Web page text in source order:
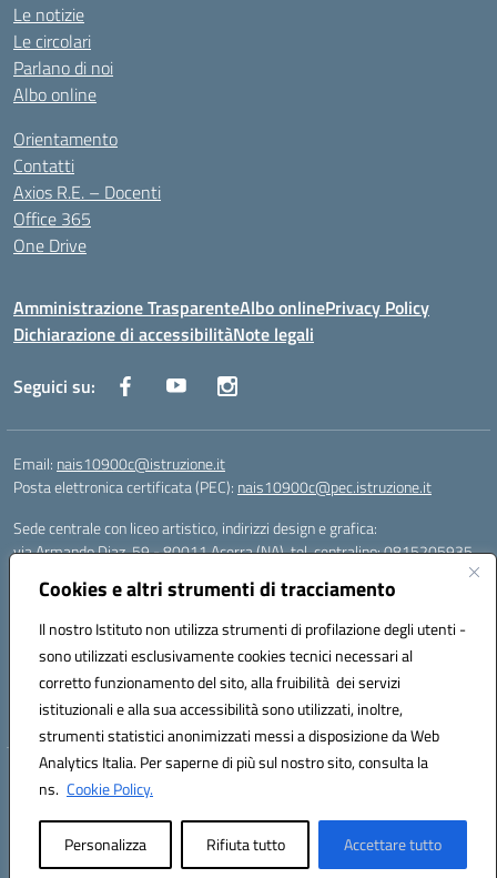
Cookies e altri strumenti di tracciamento
Il nostro Istituto non utilizza strumenti di profilazione degli utenti -
sono utilizzati esclusivamente cookies tecnici necessari al
corretto funzionamento del sito, alla fruibilità dei servizi
istituzionali e alla sua accessibilità sono utilizzati, inoltre,
strumenti statistici anonimizzati messi a disposizione da Web
Analytics Italia. Per saperne di più sul nostro sito, consulta la
ns. Cookie Policy.
Personalizza Rifiuta tutto Accettare tutto
Le notizie
Le circolari
Parlano di noi
Albo online
Orientamento
Contatti
Axios R.E. – Docenti
Office 365
One Drive
Amministrazione TrasparenteAlbo onlinePrivacy Policy
Dichiarazione di accessibilitàNote legali
Seguici su:
Email: nais10900c@istruzione.it
Posta elettronica certificata (PEC): nais10900c@pec.istruzione.it
Sede centrale con liceo artistico, indirizzi design e grafica:
via Armando Diaz, 59 - 80011 Acerra (NA), tel. centralino: 0815205935
via T. Campanella, 80011 Acerra (NA), tel/fax: 0818850905
Sede succursale con liceo musicale:
via S. Pellico, 80011 Acerra (NA), tel: 08119660921
Email: nais10900c@istruzione.it | PEC: nais10900c@pec.istruzione.it |
Nome Ufficio PA: Uff_eFatturaPA | Codice Univoco ufficio: UFOYYV |
C.Fisc: 93056740637
Hosting & Powered by 3D Solution S.r.l.
Concept & Design by Designers Italia